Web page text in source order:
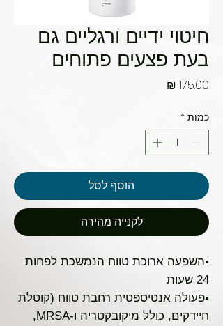
חיטוי ידיים ורגליים גם
בעת פצעים פתוחים
כמות *
הוסף לסל
לקנייה מהירה
▪️השפעה ארוכת טווח הנמשכת לפחות
24 שעות
▪️פעולה אנטיספטית רחבת טווח (קוטלת
חיידקים, כולל מיקובקטריה ו-MRSA,